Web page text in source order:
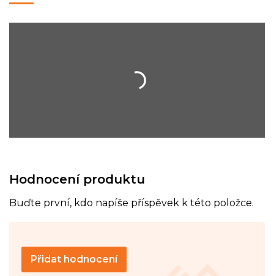
Hodnocení produktu
Buďte první, kdo napíše příspěvek k této položce.
Přidat hodnocení